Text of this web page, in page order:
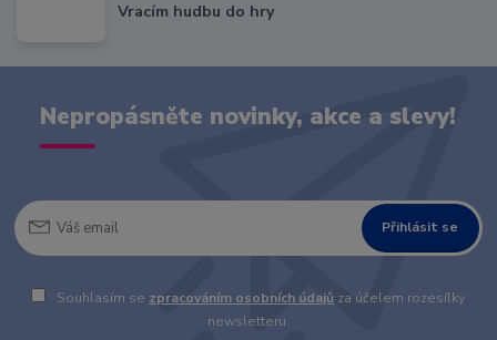
Vracím hudbu do hry
Nepropásněte novinky, akce a slevy!
Přihlásit se
Souhlasím se zpracováním osobních údajů za účelem rozesílky
newsletteru.